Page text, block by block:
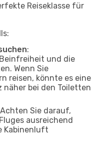
Reiseklasse für
:
und die
Wenn Sie
reisen, könnte es eine
näher bei den Toiletten
Sie darauf,
ausreichend
Kabinenluft